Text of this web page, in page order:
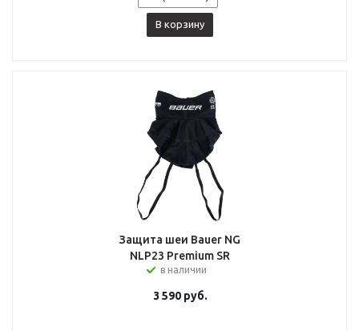
В корзину
Защита шеи Bauer NG
NLP23 Premium SR
в наличии
3 590руб.